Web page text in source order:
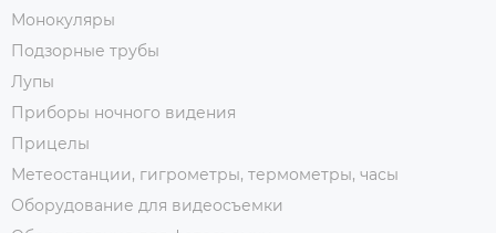
Монокуляры
Подзорные трубы
Лупы
Приборы ночного видения
Прицелы
Метеостанции, гигрометры, термометры, часы
Оборудование для видеосъемки